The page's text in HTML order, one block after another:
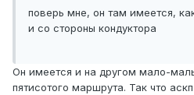
поверь мне, он там имеется,
и со стороны кондуктора
Он имеется и на другом мало-
пятисотого маршрута. Так что